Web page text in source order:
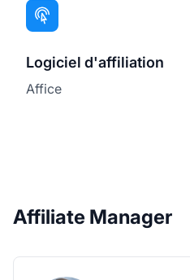
Logiciel d'affiliation
Affice
Affiliate Manager